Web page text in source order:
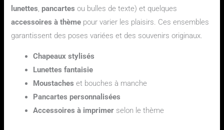
lunettes ,pancartes ou bulles de texte) et quelques
accessoires à thème pour varier les plaisirs. Ces ensembles
garantissent des poses variées et des souvenirs originaux.
Chapeaux stylisés
Lunettes fantaisie
Moustaches et bouches à manche
Pancartes personnalisées
Accessoires à imprimer selon le thème